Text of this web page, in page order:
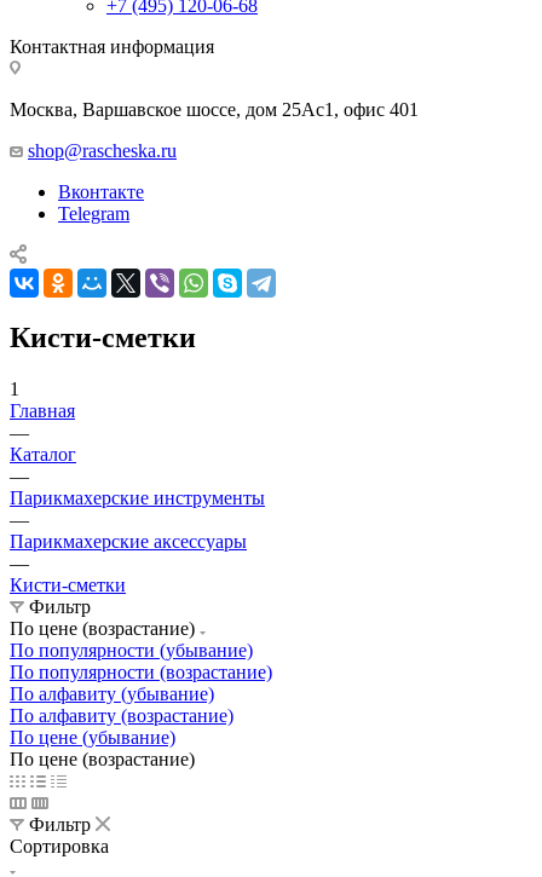
+7 (495) 120-06-68
Контактная информация
Москва, Варшавское шоссе, дом 25Аc1, офис 401
shop@rascheska.ru
Вконтакте
Telegram
Кисти-сметки
1
Главная
—
Каталог
—
Парикмахерские инструменты
—
Парикмахерские аксессуары
—
Кисти-сметки
Фильтр
По цене (возрастание)
По популярности (убывание)
По популярности (возрастание)
По алфавиту (убывание)
По алфавиту (возрастание)
По цене (убывание)
По цене (возрастание)
Фильтр
Сортировка